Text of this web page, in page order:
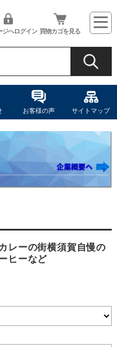
ジへログイン 買物カゴを見る
お客様の声 サイトマップ
レーの街横須賀自慢の
ヒーなど